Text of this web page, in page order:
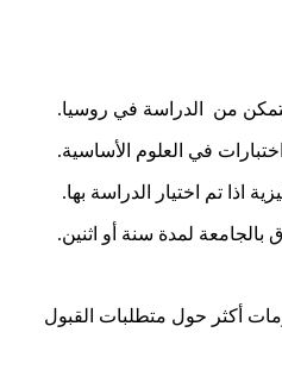
من الدراسة في روسيا.
في العلوم الأساسية.
اذا تم اختيار الدراسة بها.
لمدة سنة أو اثنين.
أكثر حول متطلبات القبول